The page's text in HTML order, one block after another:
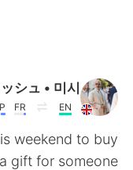
シュ • 미시
EN
FR
weekend to buy
a gift for someone